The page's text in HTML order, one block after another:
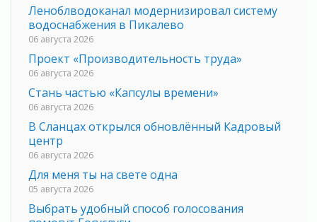
Леноблводоканал модернизировал систему
водоснабжения в Пикалево
06 августа 2026
Проект «Производительность труда»
06 августа 2026
Стань частью «Капсулы времени»
06 августа 2026
В Сланцах открылся обновлённый Кадровый
центр
06 августа 2026
Для меня ты на свете одна
05 августа 2026
Выбрать удобный способ голосования